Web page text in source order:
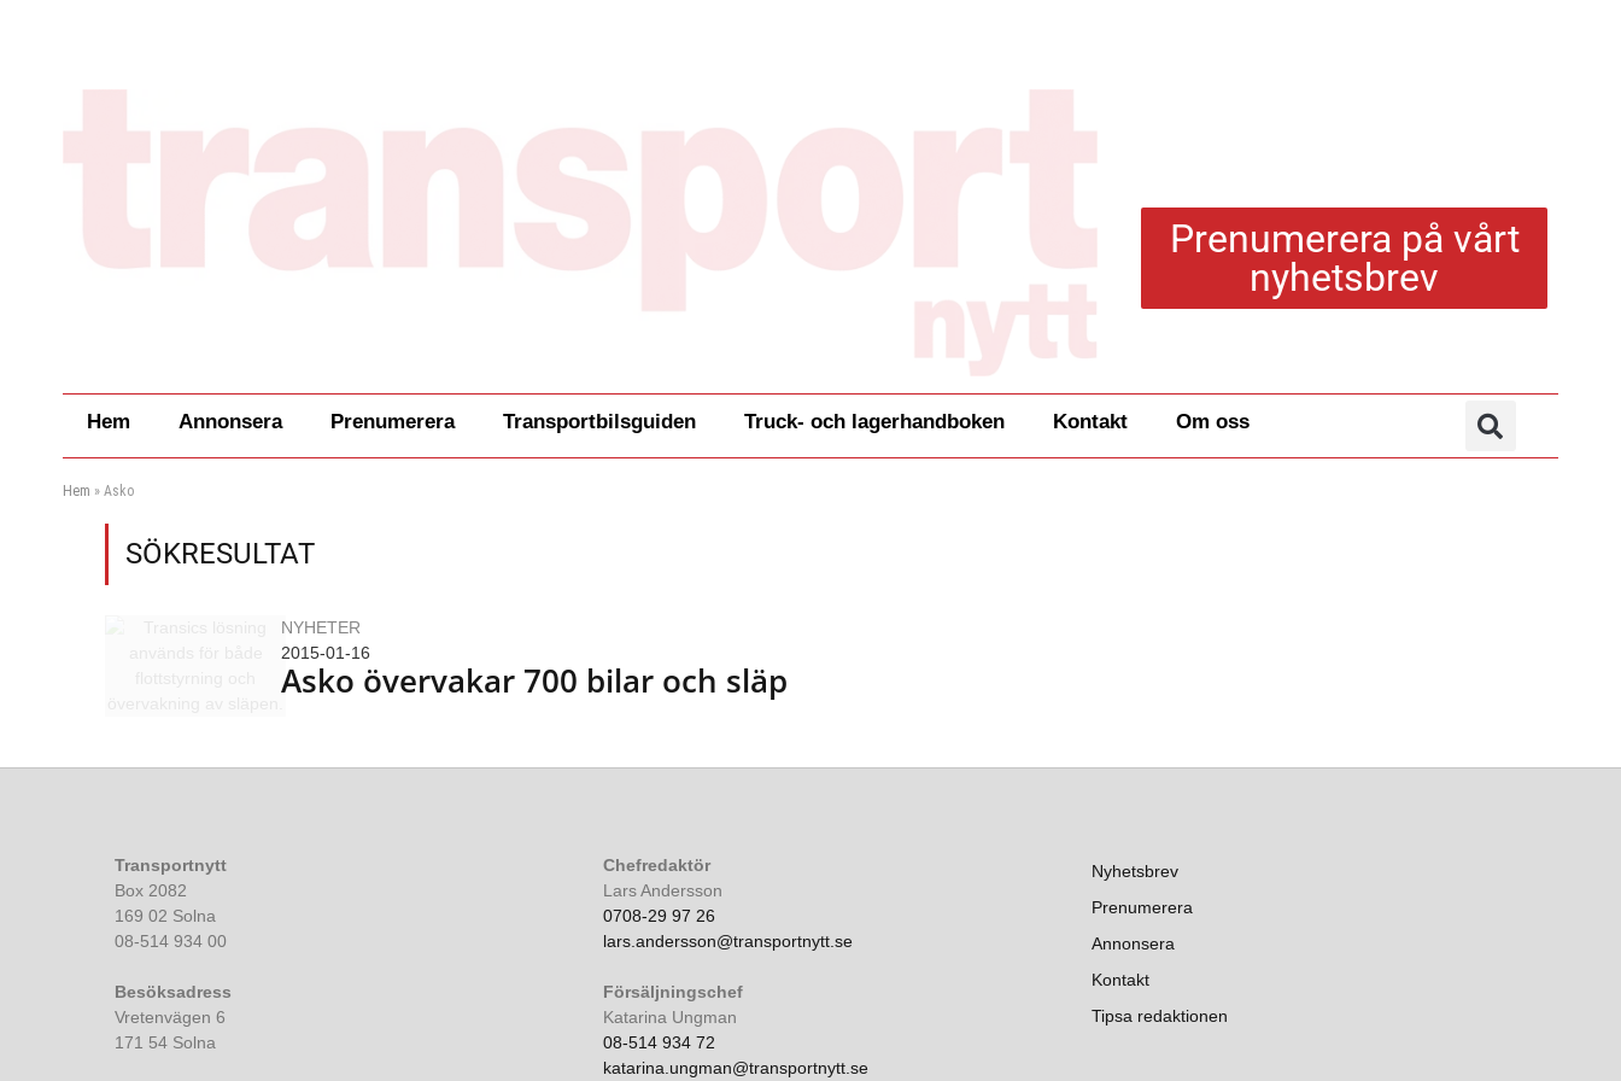
Prenumerera på vårt
nyhetsbrev
Hem Annonsera Prenumerera Transportbilsguiden Truck- och lagerhandboken Kontakt Om oss
Hem » Asko
SÖKRESULTAT
NYHETER
2015-01-16
Asko övervakar 700 bilar och släp
Transportnytt
Box 2082
169 02 Solna
08-514 934 00
Besöksadress
Vretenvägen 6
171 54 Solna
Chefredaktör
Lars Andersson
0708-29 97 26
lars.andersson@transportnytt.se
Försäljningschef
Katarina Ungman
08-514 934 72
katarina.ungman@transportnytt.se
Nyhetsbrev
Prenumerera
Annonsera
Kontakt
Tipsa redaktionen